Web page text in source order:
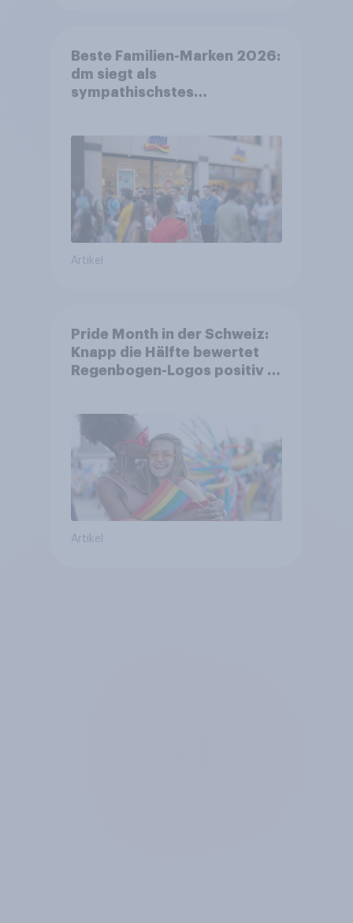
Beste Familien-Marken 2026:
dm siegt als
sympathischstes
Artikel
Pride Month in der Schweiz:
Knapp die Hälfte bewertet
Regenbogen-Logos positiv –
Artikel